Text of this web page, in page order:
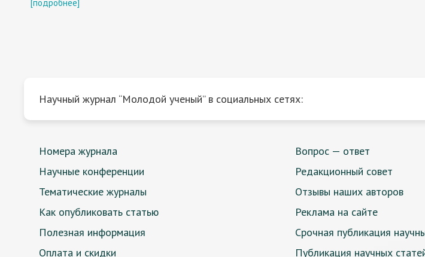
[подробнее]
Научный журнал “Молодой ученый” в социальных сетях:
Номера журнала
Научные конференции
Тематические журналы
Как опубликовать статью
Полезная информация
Оплата и скидки
Вопрос — ответ
Редакционный совет
Отзывы наших авторов
Реклама на сайте
Срочная публикация
Публикация научных